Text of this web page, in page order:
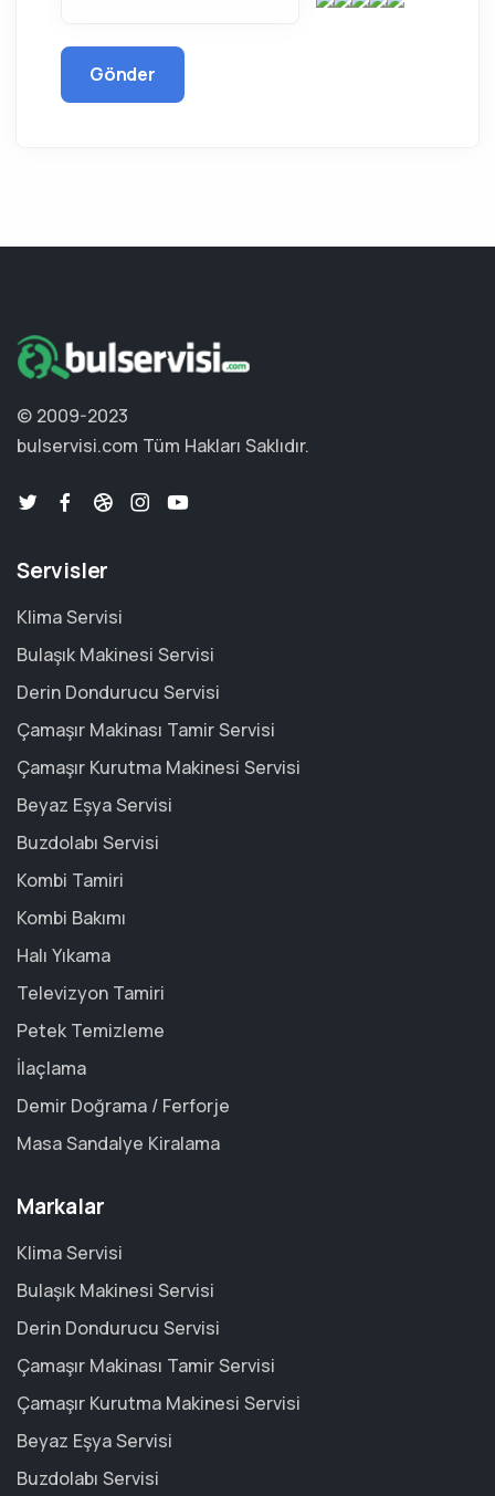
Gönder
© 2009-2023
bulservisi.com Tüm Hakları Saklıdır.
Servisler
Klima Servisi
Bulaşık Makinesi Servisi
Derin Dondurucu Servisi
Çamaşır Makinası Tamir Servisi
Çamaşır Kurutma Makinesi Servisi
Beyaz Eşya Servisi
Buzdolabı Servisi
Kombi Tamiri
Kombi Bakımı
Halı Yıkama
Televizyon Tamiri
Petek Temizleme
İlaçlama
Demir Doğrama / Ferforje
Masa Sandalye Kiralama
Markalar
Klima Servisi
Bulaşık Makinesi Servisi
Derin Dondurucu Servisi
Çamaşır Makinası Tamir Servisi
Çamaşır Kurutma Makinesi Servisi
Beyaz Eşya Servisi
Buzdolabı Servisi